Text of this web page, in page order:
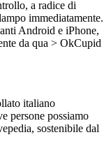
a radice di
immediatamente.
Android e iPhone,
da qua > OkCupid
italiano
persone possiamo
sostenibile dal